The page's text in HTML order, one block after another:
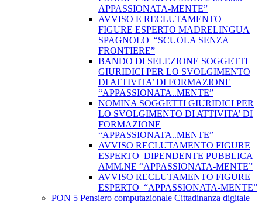
APPASSIONATA-MENTE”
AVVISO E RECLUTAMENTO
FIGURE ESPERTO MADRELINGUA
SPAGNOLO “SCUOLA SENZA
FRONTIERE”
BANDO DI SELEZIONE SOGGETTI
GIURIDICI PER LO SVOLGIMENTO
DI ATTIVITA’ DI FORMAZIONE
“APPASSIONATA..MENTE”
NOMINA SOGGETTI GIURIDICI PER
LO SVOLGIMENTO DI ATTIVITA’ DI
FORMAZIONE
“APPASSIONATA..MENTE”
AVVISO RECLUTAMENTO FIGURE
ESPERTO DIPENDENTE PUBBLICA
AMM.NE “APPASSIONATA-MENTE”
AVVISO RECLUTAMENTO FIGURE
ESPERTO “APPASSIONATA-MENTE”
PON 5 Pensiero computazionale Cittadinanza digitale